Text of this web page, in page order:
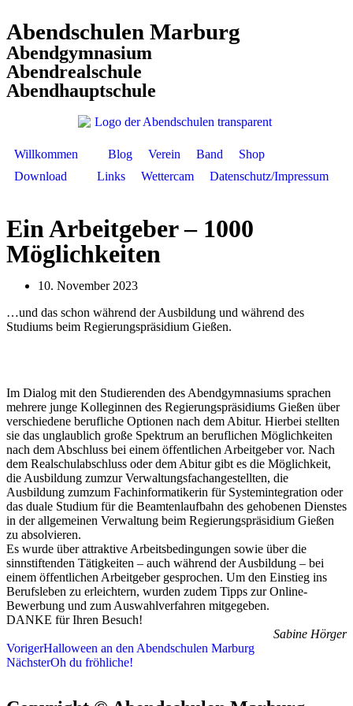
Abendschulen Marburg
Abendgymnasium
Abendrealschule
Abendhauptschule
Willkommen Blog Verein Band
Shop
Download
Links Wettercam Datenschutz/Impressum
Ein Arbeitgeber – 1000
Möglichkeiten
10. November 2023
…und das schon während der Ausbildung und während des
Studiums beim Regierungspräsidium Gießen.
Im Dialog mit den Studierenden des Abendgymnasiums sprachen
mehrere junge Kolleginnen des Regierungspräsidiums Gießen über
verschiedene berufliche Optionen nach dem Abitur. Hierbei stellten
sie das unglaublich große Spektrum an beruflichen Möglichkeiten
nach dem Abschluss bei einem öffentlichen Arbeitgeber vor. Nach
dem Realschulabschluss oder dem Abitur gibt es die Möglichkeit,
die Ausbildung zumzur Verwaltungsfachangestellten, die
Ausbildung zumzum Fachinformatikerin für Systemintegration oder
das duale Studium für die Beamtenlaufbahn des gehobenen Dienstes
in der allgemeinen Verwaltung beim Regierungspräsidium Gießen
zu absolvieren.
Es wurde über attraktive Arbeitsbedingungen sowie über die
sinnstiftenden Tätigkeiten – auch während der Ausbildung – bei
einem öffentlichen Arbeitgeber gesprochen. Um den Einstieg ins
Berufsleben zu erleichtern, wurden zudem Tipps zur Online-
Bewerbung und zum Auswahlverfahren mitgegeben.
DANKE für Ihren Besuch!
Sabine Hörger
VorigerHalloween an den Abendschulen Marburg
NächsterOh du fröhliche!